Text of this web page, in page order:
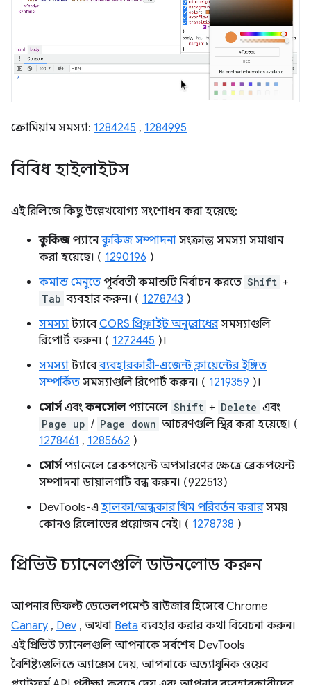
ক্রোমিয়াম সমস্যা: 1284245 , 1284995
বিবিধ হাইলাইটস
এই রিলিজে কিছু উল্লেখযোগ্য সংশোধন করা হয়েছে:
কুকিজপ্যানেকুকিজ সম্পাদনা সংক্রান্ত সমস্যা সমাধান
করা হয়েছে। ( 1290196 )
কমান্ড মেনুতে পূর্ববর্তী কমান্ডটি নির্বাচন করতে Shift +
Tab ব্যবহার করুন। ( 1278743 )
সমস্যা ট্যাবেCORS প্রিফ্লাইট অনুরোধেরসমস্যাগুলি
রিপোর্ট করুন। ( 1272445 )।
সমস্যা ট্যাবেব্যবহারকারী-এজেন্ট ক্লায়েন্টের ইঙ্গিত
সম্পর্কিত সমস্যাগুলি রিপোর্ট করুন। ( 1219359 )।
সোর্সএবংকনসোলপ্যানেলে Shift + Delete এবং
Page up / Page down আচরণগুলি স্থির করা হয়েছে। (
1278461 , 1285662 )
সোর্সপ্যানেলে ব্রেকপয়েন্ট অপসারণের ক্ষেত্রে ব্রেকপয়েন্ট
সম্পাদনা ডায়ালগটি বন্ধ করুন। (922513)
DevTools-এ হালকা/অন্ধকার থিম পরিবর্তন করারসময়
কোনও রিলোডের প্রয়োজন নেই। ( 1278738 )
প্রিভিউ চ্যানেলগুলি ডাউনলোড করুন
আপনার ডিফল্ট ডেভেলপমেন্ট ব্রাউজার হিসেবে Chrome
Canary , Dev , অথবা Beta ব্যবহার করার কথা বিবেচনা করুন।
এই প্রিভিউ চ্যানেলগুলি আপনাকে সর্বশেষ DevTools
বৈশিষ্ট্যগুলিতে অ্যাক্সেস দেয়, আপনাকে অত্যাধুনিক ওয়েব